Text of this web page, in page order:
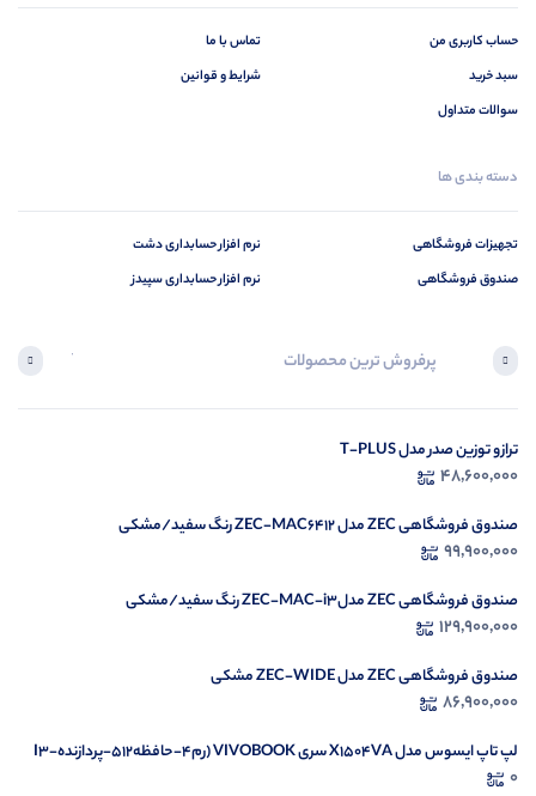
حساب کاربری من
سبد خرید
سوالات متداول
تماس با ما
شرایط و قوانین
دسته بندی ها
تجهیزات فروشگاهی
صندوق فروشگاهی
نرم افزار حسابداری دشت
نرم افزار حسابداری سپیدز
پرفروش ترین محصولات آخرین
ترازو توزین صدر مدل T-PLUS
48,600,000
صندوق فروشگاهی ZEC مدل ZEC-MAC6412 رنگ سفید/مشکی
99,900,000
صندوق فروشگاهی ZEC مدلZEC-MAC-i3 رنگ سفید/مشکی
129,900,000
صندوق فروشگاهی ZEC مدل ZEC-WIDE مشکی
86,900,000
لپ تاپ ایسوس مدل X1504VA سری VIVOBOOK (رم4-حافظه512-پردازندهI3-
1335U)
0